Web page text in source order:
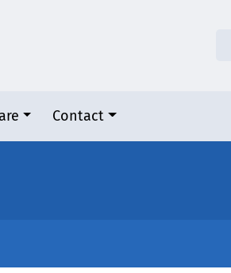
Contact